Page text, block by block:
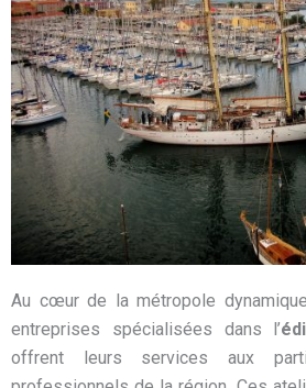
Au cœur de la métropole
entreprises spécialisées dans l’
offrent leurs services aux